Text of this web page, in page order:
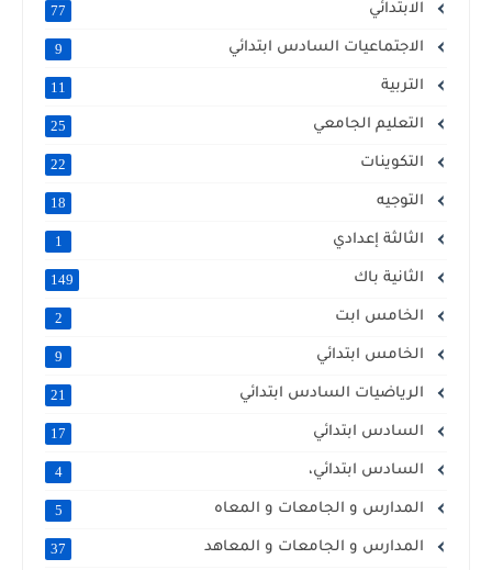
الابتدائي 77
الاجتماعيات السادس ابتدائي 9
التربية 11
التعليم الجامعي 25
التكوينات 22
التوجيه 18
الثالثة إعدادي 1
الثانية باك 149
الخامس ابت 2
الخامس ابتدائي 9
الرياضيات السادس ابتدائي 21
السادس ابتدائي 17
السادس ابتدائي، 4
المدارس و الجامعات و المعاه 5
المدارس و الجامعات و المعاهد 37